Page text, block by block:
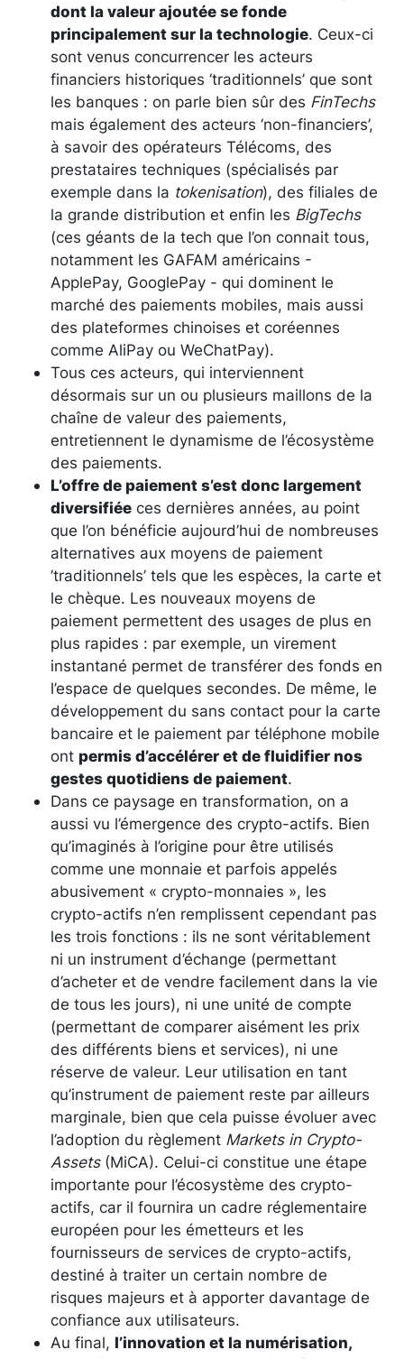
dont la valeur ajoutée se fonde
principalement sur la technologie. Ceux-ci
sont venus concurrencer les acteurs
financiers historiques ‘traditionnels’ que sont
les banques : on parle bien sûr des FinTechs
mais également des acteurs ‘non-financiers’,
à savoir des opérateurs Télécoms, des
prestataires techniques (spécialisés par
exemple dans la tokenisation), des filiales de
la grande distribution et enfin les BigTechs
(ces géants de la tech que l’on connait tous,
notamment les GAFAM américains -
ApplePay, GooglePay - qui dominent le
marché des paiements mobiles, mais aussi
des plateformes chinoises et coréennes
comme AliPay ou WeChatPay).
Tous ces acteurs, qui interviennent
désormais sur un ou plusieurs maillons de la
chaîne de valeur des paiements,
entretiennent le dynamisme de l’écosystème
des paiements.
L’offre de paiement s’est donc largement
diversifiée ces dernières années, au point
que l’on bénéficie aujourd’hui de nombreuses
alternatives aux moyens de paiement
‘traditionnels’ tels que les espèces, la carte et
le chèque. Les nouveaux moyens de
paiement permettent des usages de plus en
plus rapides : par exemple, un virement
instantané permet de transférer des fonds en
l’espace de quelques secondes. De même, le
développement du sans contact pour la carte
bancaire et le paiement par téléphone mobile
ont permis d’accélérer et de fluidifier nos
gestes quotidiens de paiement.
Dans ce paysage en transformation, on a
aussi vu l’émergence des crypto-actifs. Bien
qu’imaginés à l’origine pour être utilisés
comme une monnaie et parfois appelés
abusivement « crypto-monnaies », les
crypto-actifs n’en remplissent cependant pas
les trois fonctions : ils ne sont véritablement
ni un instrument d’échange (permettant
d’acheter et de vendre facilement dans la vie
de tous les jours), ni une unité de compte
(permettant de comparer aisément les prix
des différents biens et services), ni une
réserve de valeur. Leur utilisation en tant
qu’instrument de paiement reste par ailleurs
marginale, bien que cela puisse évoluer avec
l’adoption du règlement Markets in Crypto-
Assets(MiCA). Celui-ci constitue une étape
importante pour l’écosystème des crypto-
actifs, car il fournira un cadre réglementaire
européen pour les émetteurs et les
fournisseurs de services de crypto-actifs,
destiné à traiter un certain nombre de
risques majeurs et à apporter davantage de
confiance aux utilisateurs.
Au final, l’innovation et la numérisation,